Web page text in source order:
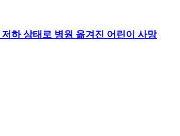
저하 상태로 병원 옮겨진 어린이 사망